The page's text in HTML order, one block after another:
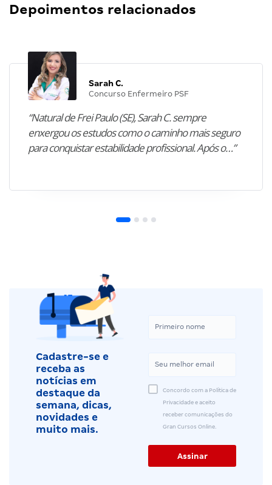
Depoimentos relacionados
Sarah C.
Concurso Enfermeiro PSF
“Natural de Frei Paulo (SE), Sarah C. sempre
enxergou os estudos como o caminho mais seguro
para conquistar estabilidade profissional. Após o…”
Cadastre-se e
receba as
notícias em
destaque da
semana, dicas,
novidades e
muito mais.
Concordo com a Política de
Privacidade e aceito
receber comunicações do
Gran Cursos Online.